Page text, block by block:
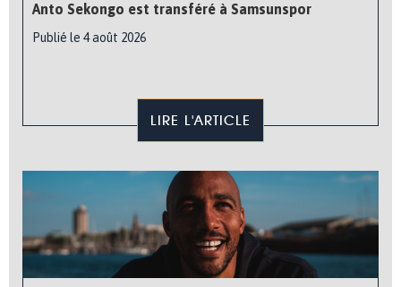
Anto Sekongo est transféré à Samsunspor
Publié le 4 août 2026
LIRE L'ARTICLE